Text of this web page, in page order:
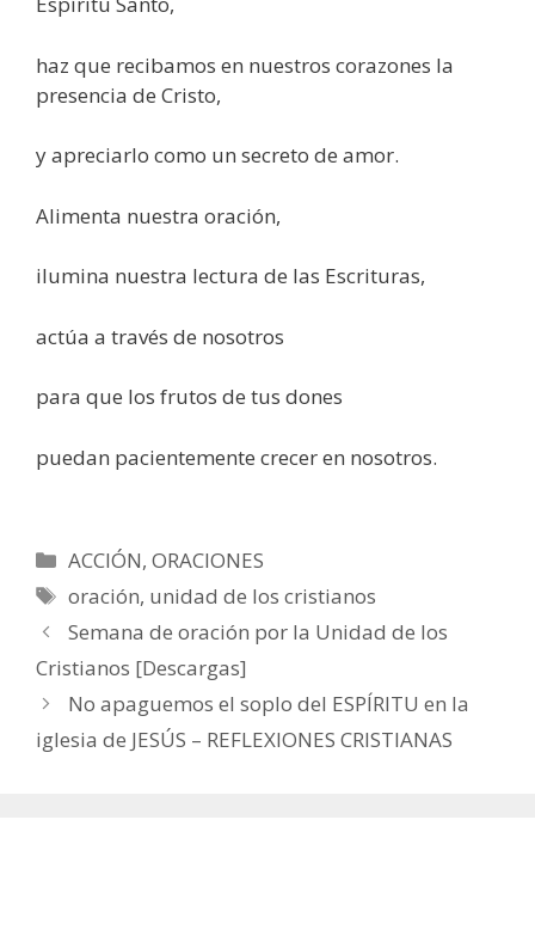
haz que recibamos en nuestros corazones la
presencia de Cristo,
y apreciarlo como un secreto de amor.
Alimenta nuestra oración,
ilumina nuestra lectura de las Escrituras,
actúa a través de nosotros
para que los frutos de tus dones
puedan pacientemente crecer en nosotros.
Categorías
ACCIÓN,ORACIONES
Etiquetas
oración, unidad de los cristianos
Semana de oración por la Unidad de los
Cristianos [Descargas]
No apaguemos el soplo del ESPÍRITU en la
iglesia de JESÚS – REFLEXIONES CRISTIANAS